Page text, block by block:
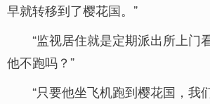
早就转移到了樱花国。”
“监视居住就是定期派出所上门
他不跑吗？”
“只要他坐飞机跑到樱花国，我